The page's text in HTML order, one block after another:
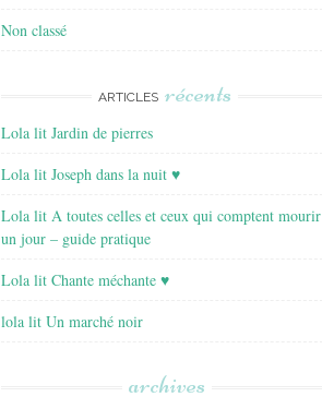
Non classé
ARTICLES récents
Lola lit Jardin de pierres
Lola lit Joseph dans la nuit ♥
Lola lit A toutes celles et ceux qui comptent mourir
un jour – guide pratique
Lola lit Chante méchante ♥
lola lit Un marché noir
archives